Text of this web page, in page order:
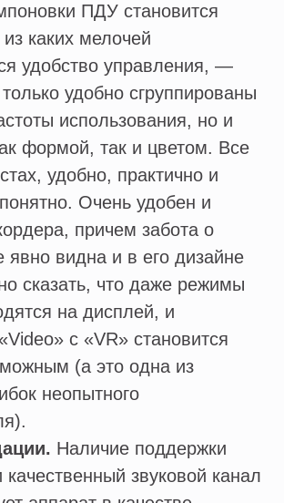
ПДУ становится
каких мелочей
удобство управления, —
удобно сгруппированы
использования, но и
формой, так и цветом. Все
удобно, практично и
Очень удобен и
причем забота о
явно видна и в его дизайне
сказать, что даже режимы
на дисплей, и
с «VR» становится
(а это одна из
неопытного
Наличие поддержки
качественный звуковой канал